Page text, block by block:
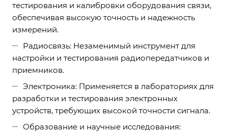
тестирования и калибровки оборудования связи,
обеспечивая высокую точность и надежность
измерений.
Радиосвязь: Незаменимый инструмент для
настройки и тестирования радиопередатчиков и
приемников.
Электроника: Применяется в лабораториях для
разработки и тестирования электронных
устройств, требующих высокой точности сигнала.
Образование и научные исследования: